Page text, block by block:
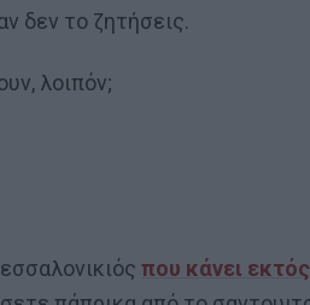
δεν το ζητήσεις.
λοιπόν;
που κάνει